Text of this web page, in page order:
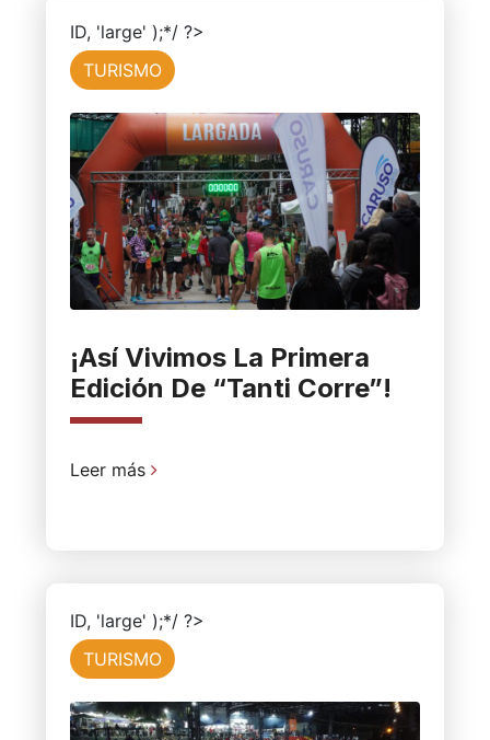
ID, 'large' );*/ ?>
TURISMO
¡Así Vivimos La Primera
Edición De “Tanti Corre”!
Leer más
ID, 'large' );*/ ?>
TURISMO